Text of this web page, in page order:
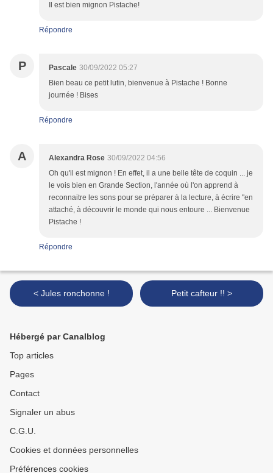
Il est bien mignon Pistache!
Répondre
P Pascale 30/09/2022 05:27
Bien beau ce petit lutin, bienvenue à Pistache ! Bonne
journée ! Bises
Répondre
A Alexandra Rose 30/09/2022 04:56
Oh qu'il est mignon ! En effet, il a une belle tête de coquin ... je
le vois bien en Grande Section, l'année où l'on apprend à
reconnaitre les sons pour se préparer à la lecture, à écrire "en
attaché, à découvrir le monde qui nous entoure ... Bienvenue
Pistache !
Répondre
< Jules ronchonne ! Petit cafteur !! >
Hébergé par Canalblog
Top articles
Pages
Contact
Signaler un abus
C.G.U.
Cookies et données personnelles
Préférences cookies